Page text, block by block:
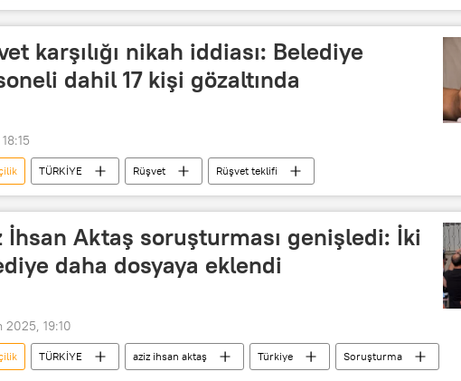
Büyükşehir Belediyesi
Rüşvet
Rüşvet teklifi
karşılığı nikah iddiası: Belediye
dahil 17 kişi gözaltında
TÜRKİYE Rüşvet
Rüşvet teklifi
Mücadele Çalışma Grubu
Nikah Nikah şahidi
Resmi nikah
İhsan Aktaş soruşturması genişledi: İki
daha dosyaya eklendi
2025, 19:10
TÜRKİYE aziz ihsan aktaş Türkiye
Soruşturma